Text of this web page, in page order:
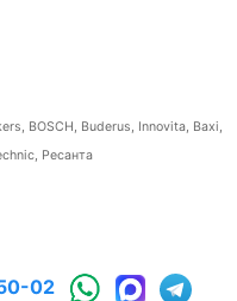
BOSCH, Buderus, Innovita, Baxi,
Ресанта
02